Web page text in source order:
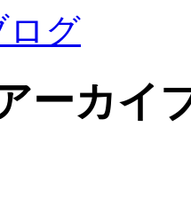
ログ
ーカイ